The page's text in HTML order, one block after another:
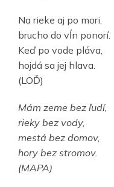
Na rieke aj po mori,
brucho do vĺn ponorí.
Keď po vode pláva,
hojdá sa jej hlava.
(LOĎ)
Mám zeme bez ľudí,
rieky bez vody,
mestá bez domov,
hory bez stromov.
(MAPA)